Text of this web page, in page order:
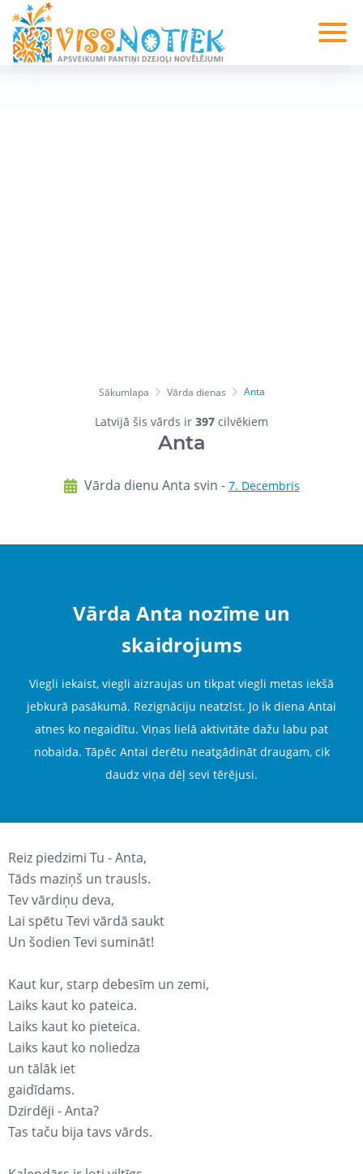
Sākumlapa Vārda dienas Anta
Latvijā šis vārds ir 397 cilvēkiem
Anta
Vārda dienu Anta svin - 7. Decembris
Vārda Anta nozīme un
skaidrojums
Viegli iekaist, viegli aizraujas un tikpat viegli metas iekšā
jebkurā pasākumā. Rezignāciju neatzīst. Jo ik diena Antai
atnes ko negaidītu. Viņas lielā aktivitāte dažu labu pat
nobaida. Tāpēc Antai derētu neatgādināt draugam, cik
daudz viņa dēļ sevi tērējusi.
Reiz piedzimi Tu - Anta,
Tāds maziņš un trausls.
Tev vārdiņu deva,
Lai spētu Tevi vārdā saukt
Un šodien Tevi sumināt!
Kaut kur, starp debesīm un zemi,
Laiks kaut ko pateica.
Laiks kaut ko pieteica.
Laiks kaut ko noliedza
un tālāk iet
gaidīdams.
Dzirdēji - Anta?
Tas taču bija tavs vārds.